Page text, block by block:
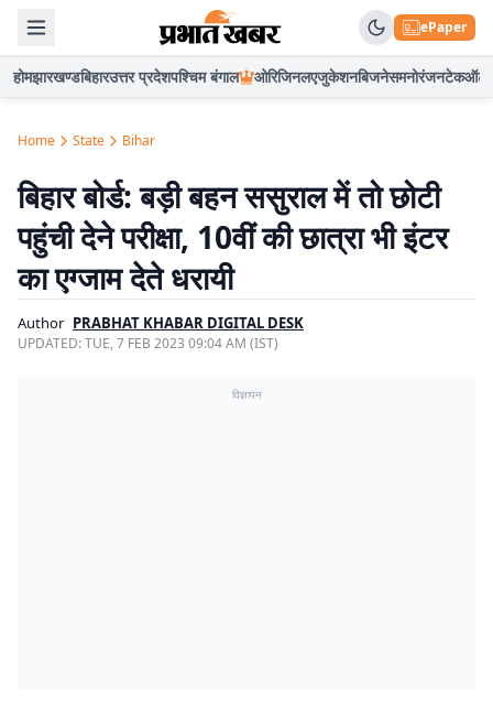
ePaper
होमझारखण्डबिहारउत्तर प्रदेशपश्चिम बंगाल ओरिजिनलएजुकेशनबिजनेसमनोरंजनटेकऑटो
Home State Bihar
बिहार बोर्ड: बड़ी बहन ससुराल में तो छोटी
पहुंची देने परीक्षा, 10वीं की छात्रा भी इंटर
का एग्जाम देते धरायी
Author PRABHAT KHABAR DIGITAL DESK
UPDATED:TUE, 7 FEB 2023 09:04 AM (IST)
विज्ञापन